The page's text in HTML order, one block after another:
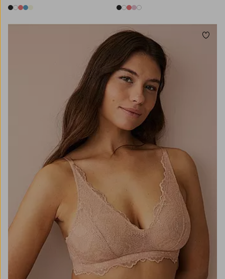
5 farver 5 farver